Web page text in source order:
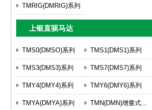
TMRIG(DMRIG)系列
上银直驱马达
TMS0(DMSO)系列 TMS1(DMS1)系列
TMS3(DMS3)系列 TMS7(DMS7)系列
TMY4(DMY4)系列 TMY6(DMY6)系列
TMYA(DMYA)系列 TMN(DMN)增量式系列